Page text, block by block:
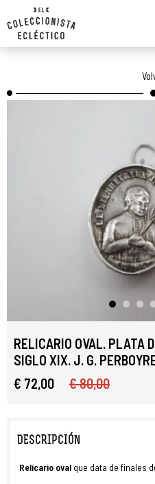
RELICARIO OVAL. PLATA
SIGLO XIX. J. G.
€ 72,00
€ 80,00
DESCRIPCIÓN
Relicario oval que data de finales